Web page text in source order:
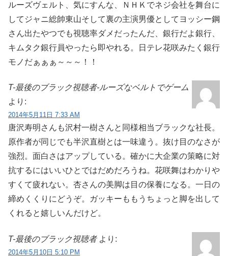
ルーズヴェルト、気にすんな、ＮＨＫでネジ会社を舞台に
してジャニ総帥東山そして裏の主演男優としてヨッシー鋼
さん出たやつでも視聴率ダメだったんだ、銀行だよ銀行、
キムタク銀行員やったら即やれる。日テレ花咲みたく銀行
モノだぁぁぁ～～～！！
T-最後のブラック視聴者-ルーズなベルトでゲーム
より:
2014年5月11日 7:33 AM
唐沢寿明さんも沢村一樹さんと同様相当ブラックな社長。
原作者が同じでも半沢直樹とは一味違う。抜け目のなさが
強烈。面白さはアップしている。確かに大企業の策略に対
抗するにはいいひとではだめだろうね。花咲舞はわかりや
すくて疲れない。杏さんの美脚は目の保養になる。一日の
締めくくりにどうぞ。ガッキーももうちょっと脚を出して
くれると嬉しいんだけど。
T-最後のブラック視聴者 より:
2014年5月10日 5:10 PM